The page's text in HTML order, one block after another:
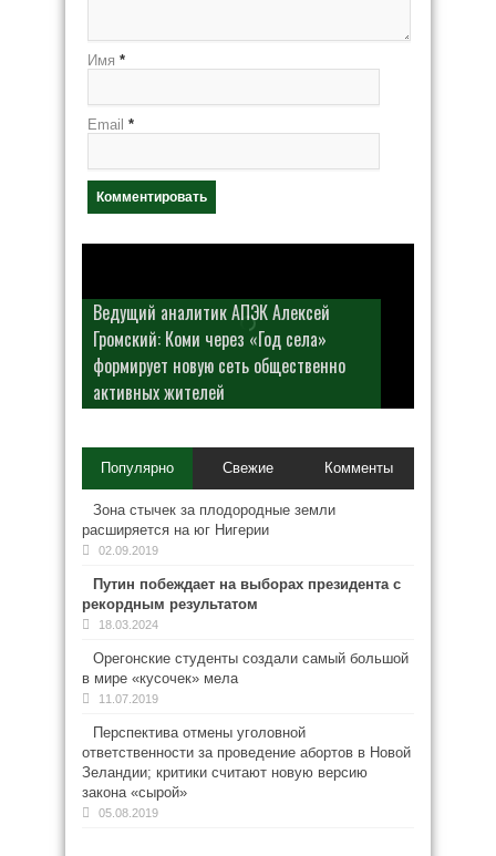
Имя *
Email *
Ведущий аналитик АПЭК Алексей
Громский: Коми через «Год села»
формирует новую сеть общественно
активных жителей
Популярно Свежие Комменты
Зона стычек за плодородные земли
расширяется на юг Нигерии
02.09.2019
Путин побеждает на выборах президента с
рекордным результатом
18.03.2024
Орегонские студенты создали самый большой
в мире «кусочек» мела
11.07.2019
Перспектива отмены уголовной
ответственности за проведение абортов в Новой
Зеландии; критики считают новую версию
закона «сырой»
05.08.2019